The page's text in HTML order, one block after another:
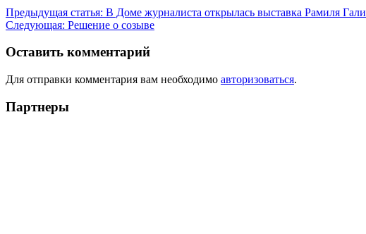
Предыдущая статья: В Доме журналиста открылась выставка Рамиля Гали
Следующая: Решение о созыве
Оставить комментарий
Для отправки комментария вам необходимо авторизоваться.
Партнеры